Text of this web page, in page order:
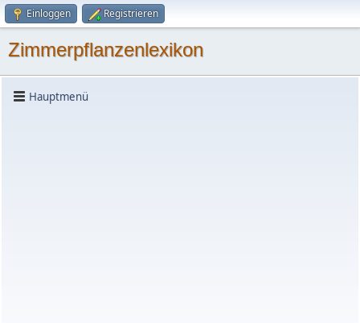
Einloggen Registrieren
Zimmerpflanzenlexikon
Hauptmenü